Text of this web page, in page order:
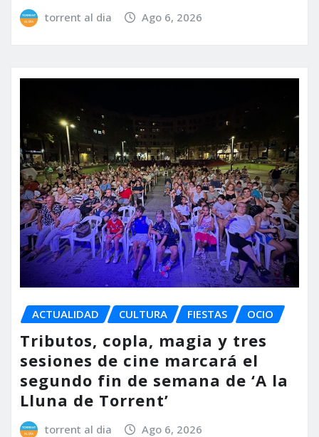
torrent al dia Ago 6, 2026
ACTUALIDAD CULTURA FIESTAS OCIO
Tributos, copla, magia y tres
sesiones de cine marcará el
segundo fin de semana de ‘A la
Lluna de Torrent’
torrent al dia Ago 6, 2026